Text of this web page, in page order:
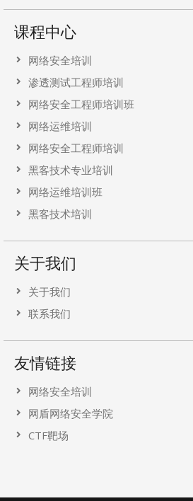
课程中心
网络安全培训
渗透测试工程师培训
网络安全工程师培训班
网络运维培训
网络安全工程师培训
黑客技术专业培训
网络运维培训班
黑客技术培训
关于我们
关于我们
联系我们
友情链接
网络安全培训
网盾网络安全学院
CTF靶场